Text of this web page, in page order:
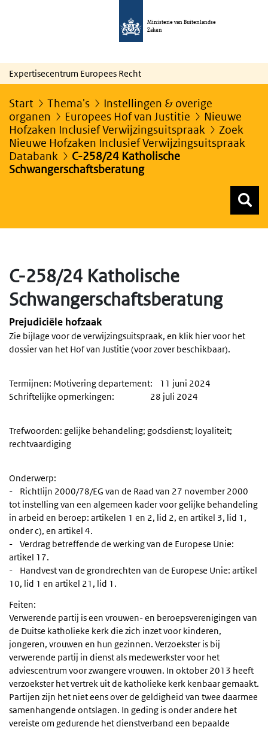
Ministerie van Buitenlandse
Zaken
Expertisecentrum Europees Recht
Start Thema's
Instellingen & overige
organen
Europees Hof van Justitie
Nieuwe
Hofzaken Inclusief Verwijzingsuitspraak
Zoek
Nieuwe Hofzaken Inclusief Verwijzingsuitspraak
Databank
C-258/24 Katholische
Schwangerschaftsberatung
C-258/24 Katholische
Schwangerschaftsberatung
Prejudiciële hofzaak
Zie bijlage voor de verwijzingsuitspraak, en klik hier voor het
dossier van het Hof van Justitie (voor zover beschikbaar).
Termijnen: Motivering departement: 11 juni 2024
Schriftelijke opmerkingen: 28 juli 2024
Trefwoorden: gelijke behandeling; godsdienst; loyaliteit;
rechtvaardiging
Onderwerp:
- Richtlijn 2000/78/EG van de Raad van 27 november 2000
tot instelling van een algemeen kader voor gelijke behandeling
in arbeid en beroep: artikelen 1 en 2, lid 2, en artikel 3, lid 1,
onder c), en artikel 4.
- Verdrag betreffende de werking van de Europese Unie:
artikel 17.
- Handvest van de grondrechten van de Europese Unie: artikel
10, lid 1 en artikel 21, lid 1.
Feiten:
Verwerende partij is een vrouwen- en beroepsverenigingen van
de Duitse katholieke kerk die zich inzet voor kinderen,
jongeren, vrouwen en hun gezinnen. Verzoekster is bij
verwerende partij in dienst als medewerkster voor het
adviescentrum voor zwangere vrouwen. In oktober 2013 heeft
verzoekster het vertrek uit de katholieke kerk kenbaar gemaakt.
Partijen zijn het niet eens over de geldigheid van twee daarmee
samenhangende ontslagen. In geding is onder andere het
vereiste om gedurende het dienstverband een bepaalde